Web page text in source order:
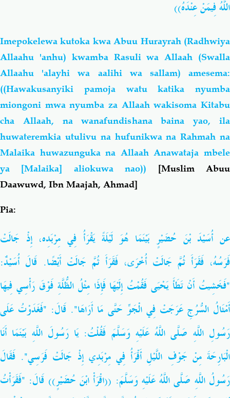
اللَّهُ فِيمَنْ عِنْدَهُ))
Imepokelewa kutoka kwa Abuu Hurayrah (Radhwiya
Allaahu 'anhu) kwamba Rasuli wa Allaah (Swalla
Allaahu 'alayhi wa aalihi wa sallam) amesema:
((Hawakusanyiki pamoja watu katika nyumba
miongoni mwa nyumba za Allaah wakisoma Kitabu
cha Allaah, na wanafundishana baina yao, ila
huwateremkia utulivu na hufunikwa na Rahmah na
Malaika huwazunguka na Allaah Anawataja mbele
ya [Malaika] aliokuwa nao)) [Muslim Abuu
Daawuwd, Ibn Maajah, Ahmad]
Pia:
عن أُسَيْدَ بْنَ حُضَيْرٍ بَيْنَمَا هُوَ لَيْلَةً يَقْرَأُ فِي مِرْبَدِه، إِذْ جَالَتْ
فَرَسُهُ، فَقَرَأَ ثُمَّ جَالَتْ أُخْرَى، فَقَرَأَ ثُمَّ جَالَتْ أَيْضًا. قَالَ أُسَيْدٌ:
"فَخَشِيتُ أَنْ تَطَأَ يَحْيَى فَقُمْتُ إِلَيْهَا فَإِذَا مِثْلُ الظُّلَّةِ فَوْقَ رَأْسِي فِيهَا
أَمْثَالُ السُّرُجِ عَرَجَتْ فِي الْجَوِّ حَتَّى مَا أَرَاهَا". قَالَ: "فَغَدَوْتُ عَلَى
رَسُولِ اللَّهِ صَلَّى اللَّهُ عَلَيْهِ وَسَلَّمَ فَقُلْتُ: يَا رَسُولَ اللَّهِ بَيْنَمَا أَنَا
الْبَارِحَةَ مِنْ جَوْفِ اللَّيْلِ أَقْرَأُ فِي مِرْبَدِي إِذْ جَالَتْ فَرَسِي". فَقَالَ
رَسُولُ اللَّهِ صَلَّى اللَّهُ عَلَيْهِ وَسَلَّمَ: ((اقْرَأْ ابْنَ حُضَيْرٍ)) قَالَ: "فَقَرَأْتُ